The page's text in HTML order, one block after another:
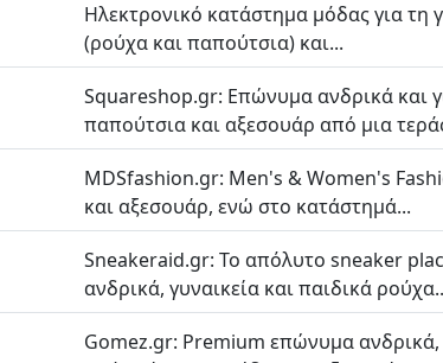
Ηλεκτρονικό κατάστημα μόδας για τη
(ρούχα και παπούτσια) και...
Squareshop.gr: Επώνυμα ανδρικά και
παπούτσια και αξεσουάρ από μια
MDSfashion.gr: Men's & Women's
και αξεσουάρ, ενώ στο κατάστημά...
Sneakeraid.gr: Το απόλυτο sneaker
ανδρικά, γυναικεία και παιδικά
Gomez.gr: Premium επώνυμα ανδρικά,